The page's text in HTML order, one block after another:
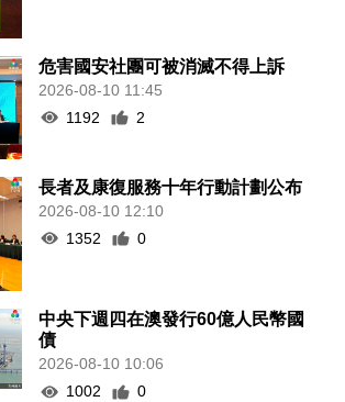
危害國安社團可被消滅不得上訴
2026-08-10 11:45
1192
2
長者及康復服務十年行動計劃公布
2026-08-10 12:10
1352
0
中央下週四在澳發行60億人民幣國
債
2026-08-10 10:06
1002
0